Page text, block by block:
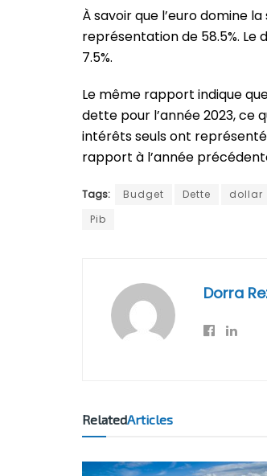
À savoir que l’euro domine
représentation de 58.5%. Le
7.5%.
Le même rapport indique
dette pour l’année 2023, ce
intérêts seuls ont
rapport à l’année
Tags: Budget Dette dollar
Pib
Dorra
RelatedArticles